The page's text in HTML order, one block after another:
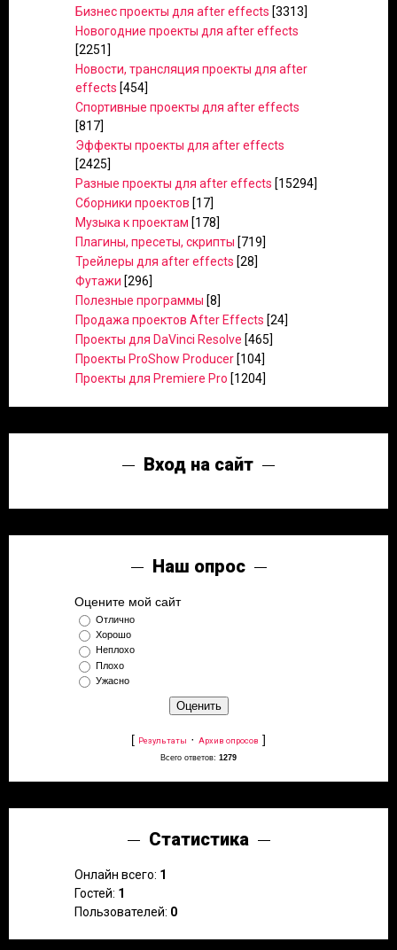
Бизнес проекты для after effects [3313]
Новогодние проекты для after effects
[2251]
Новости, трансляция проекты для after
effects [454]
Спортивные проекты для after effects
[817]
Эффекты проекты для after effects
[2425]
Разные проекты для after effects [15294]
Сборники проектов [17]
Музыка к проектам [178]
Плагины, пресеты, скрипты [719]
Трейлеры для after effects [28]
Футажи [296]
Полезные программы [8]
Продажа проектов After Effects [24]
Проекты для DaVinci Resolve [465]
Проекты ProShow Producer [104]
Проекты для Premiere Pro [1204]
Вход на сайт
Наш опрос
Оцените мой сайт
Отлично
Хорошо
Неплохо
Плохо
Ужасно
[ Результаты · Архив опросов ]
Всего ответов: 1279
Статистика
Онлайн всего: 1
Гостей: 1
Пользователей: 0